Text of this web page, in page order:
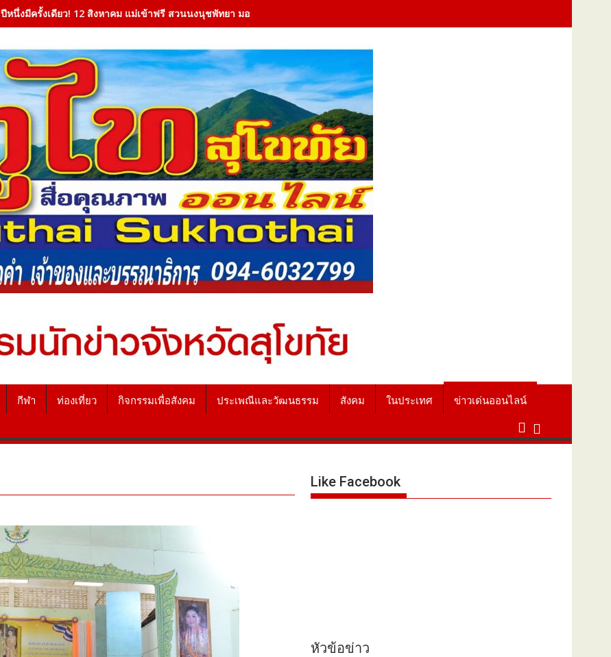
“สรรเพชญ” ตรวจพื้นที่ย่านสถานีธนบุรี เดินหน้าศึกษาพัฒนา Medical District ยกระดับศูนย์กลางการแพทย์ของประเทศ เพื่อประโยชน์ของประชา
กีฬา ท่องเที่ยว กิจกรรมเพื่อสังคม ประเพณีและวัฒนธรรม สังคม ในประเทศ ข่าวเด่นออนไลน์
Like Facebook
หัวข้อข่าว